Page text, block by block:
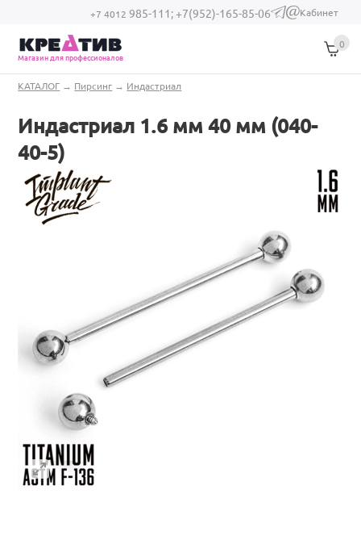
Перейти к основному содержанию
+7 4012 985-111;+7(952)-165-85-06
(link sends e-
Кабинет
Магазин для профессионалов
0
Вы здесь
КАТАЛОГ → Пирсинг → Индастриал
Индастриал 1.6 мм 40 мм (040-
40-5)